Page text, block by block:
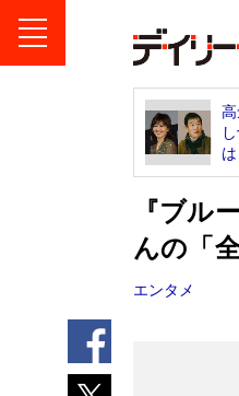
は
『ブル
んの「
エンタメ